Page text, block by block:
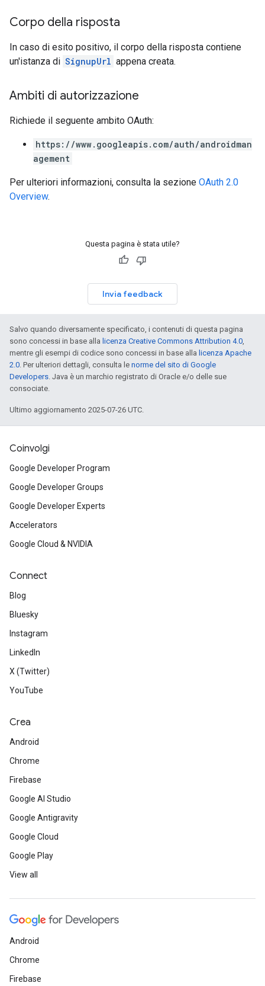
Corpo della risposta
In caso di esito positivo, il corpo della risposta contiene
un'istanza di SignupUrl appena creata.
Ambiti di autorizzazione
Richiede il seguente ambito OAuth:
https://www.googleapis.com/auth/androidman
agement
Per ulteriori informazioni, consulta la sezione OAuth 2.0
Overview.
Questa pagina è stata utile?
Invia feedback
Salvo quando diversamente specificato, i contenuti di questa pagina
sono concessi in base alla licenza Creative Commons Attribution 4.0,
mentre gli esempi di codice sono concessi in base alla licenza Apache
2.0. Per ulteriori dettagli, consulta le norme del sito di Google
Developers. Java è un marchio registrato di Oracle e/o delle sue
consociate.
Ultimo aggiornamento 2025-07-26 UTC.
Coinvolgi
Google Developer Program
Google Developer Groups
Google Developer Experts
Accelerators
Google Cloud & NVIDIA
Connect
Blog
Bluesky
Instagram
LinkedIn
X (Twitter)
YouTube
Crea
Android
Chrome
Firebase
Google AI Studio
Google Antigravity
Google Cloud
Google Play
View all
Android
Chrome
Firebase